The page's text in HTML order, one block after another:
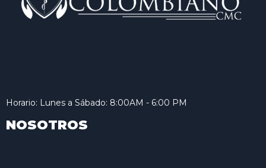
Horario: Lunes a Sábado: 8:00AM - 6:00 PM
NOSOTROS